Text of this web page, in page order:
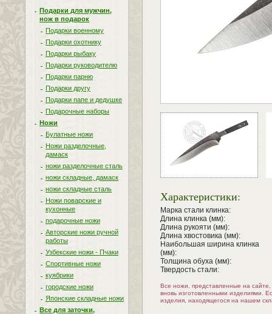
Подарки для мужчин,
нож в подарок
Подарки военному
Подарки охотнику
Подарки рыбаку
Подарки руководителю
Подарки парню
Подарки другу
Подарки папе и дедушке
Подарочные наборы
Ножи
Булатные ножи
Ножи разделочные,
дамаск
ножи разделочные сталь
ножи складные, дамаск
ножи складные сталь
Ножи поварские и
кухонные
подарочные ножи
Авторские ножи ручной
работы
Узбекские ножи - Пчаки
Спортивные ножи
куябрики
городские ножи
Японские складные ножи
Все для заточки,
Характеристики:
Марка стали клинка:
Длина клинка (мм):
Длина рукояти (мм):
Длина хвостовика (мм):
Наибольшая ширина клинка
(мм):
Толщина обуха (мм):
Твердость стали:
Все ножи, представленные на
вновь изготовленными изделиями.
изделия, находящегося на нашем